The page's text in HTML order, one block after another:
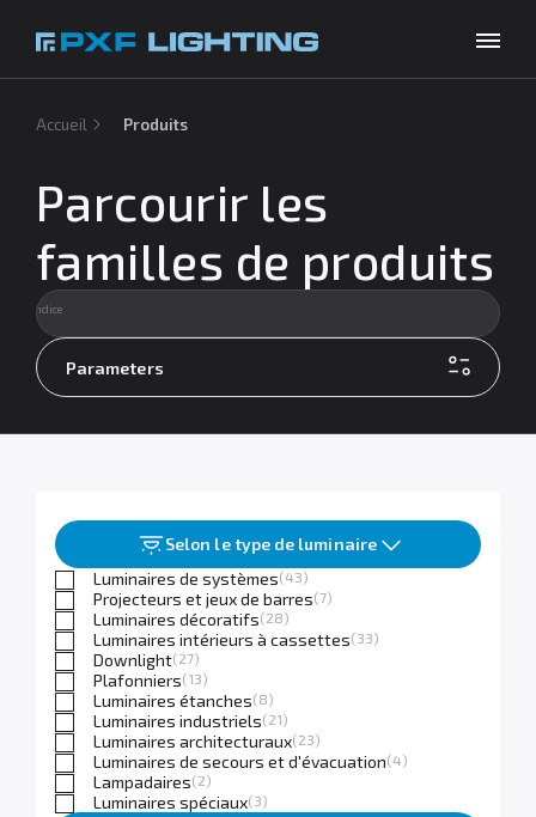
Entreprise
À télécharger
Contact
Choose your language
Accueil Produits
Parcourir les
familles de produits
Parameters
Selon le type de luminaire
Luminaires de systèmes(43)
Projecteurs et jeux de barres(7)
Luminaires décoratifs(28)
Luminaires intérieurs à cassettes(33)
Downlight(27)
Plafonniers(13)
Luminaires étanches(8)
Luminaires industriels(21)
Luminaires architecturaux(23)
Luminaires de secours et d'évacuation(4)
Lampadaires(2)
Luminaires spéciaux(3)